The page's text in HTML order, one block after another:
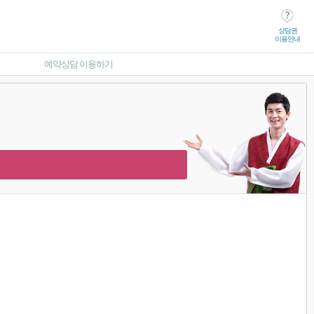
상담권
이용안내
예약상담 이용하기